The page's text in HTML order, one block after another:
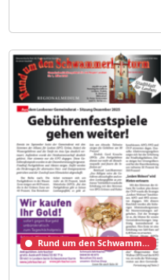
Rund um den Schwammerlturm